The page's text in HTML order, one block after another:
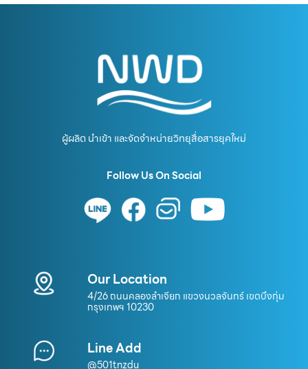
ผู้ผลิต นำเข้า และจัดจำหน่ายวิทยุสื่อสารยุคใหม่
Follow Us On Social
Our Location
4/26 ถนนคลองลำเจียก แขวงนวลจันทร์ เขตบึงกุ่ม
กรุงเทพฯ 10230
Line Add
@501tnzdu